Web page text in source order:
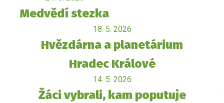
Medvědí stezka
18. 5. 2026
Hvězdárna a planetárium
Hradec Králové
14. 5. 2026
Žáci vybrali, kam poputuje